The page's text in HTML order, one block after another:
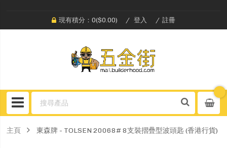
現有積分：0($0.00) 登入 註冊
主頁 東森牌 - TOLSEN 20068# 8支裝摺疊型波頭匙 (香港行貨)